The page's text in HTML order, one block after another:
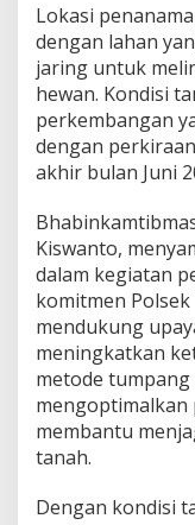
S
A
T
A
N
D
A
N
R
I
Lokasi
dengan lahan
jaring untuk
hewan. Kondisi
perkembangan
dengan
akhir bulan Juni
Kiswanto,
dalam kegiatan
komitmen
mendukung
meningkatkan
metode
mengoptimalkan
membantu
tanah.
Dengan kondisi